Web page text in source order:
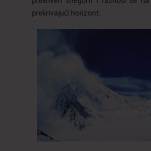
prekrivajući horizont.